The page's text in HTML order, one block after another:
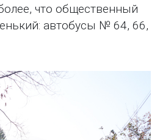
что общественный
автобусы № 64, 66,